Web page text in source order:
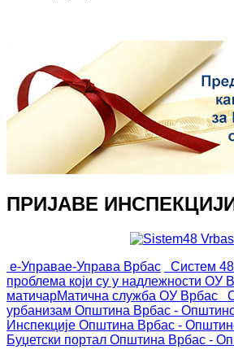
ПРИЈАВЕ
е-Управае-Управа Врбас Систем 48
проблема који су у надлежности ОУ
матичарМатична служба ОУ Врбас
урбанизам Општина Врбас -
Инспекције Општина Врбас -
Буџетски портал Општина Врбас -